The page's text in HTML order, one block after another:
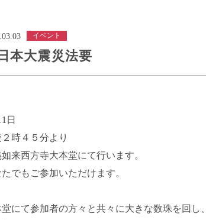
イベント
本大震災法要
日
時４５分より
来西方寺大本堂にて行います。
たでもご参加いただけます。
堂にて参加者の方々と共々に大きな数珠を回し、